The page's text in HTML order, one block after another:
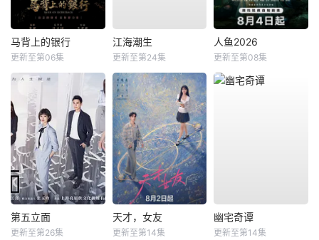
马背上的银行
更新至第06集
江海潮生
更新至第24集
人鱼2026
更新至第08集
第五立面
更新至第26集
天才，女友
更新至第14集
幽宅奇谭
更新至第14集